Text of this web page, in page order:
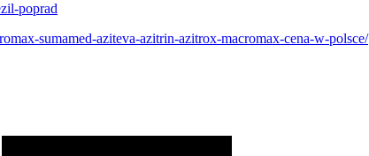
poprad
sumamed-aziteva-azitrin-azitrox-macromax-cena-w-polsce/